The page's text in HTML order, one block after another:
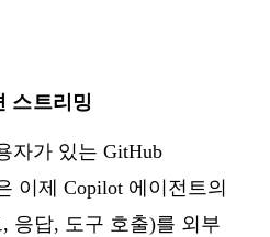
스트리밍
자가 있는 GitHub
이제 Copilot 에이전트의
응답, 도구 호출)를 외부